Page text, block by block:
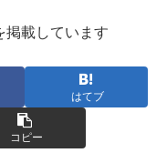
載しています
はてブ
コピー